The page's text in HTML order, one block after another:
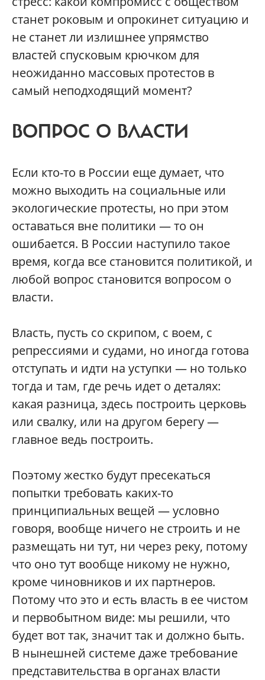
станет роковым и опрокинет ситуацию и
не станет ли излишнее упрямство
властей спусковым крючком для
неожиданно массовых протестов в
самый неподходящий момент?
ВОПРОС О ВЛАСТИ
Если кто-то в России еще думает, что
можно выходить на социальные или
экологические протесты, но при этом
оставаться вне политики — то он
ошибается. В России наступило такое
время, когда все становится политикой, и
любой вопрос становится вопросом о
власти.
Власть, пусть со скрипом, с воем, с
репрессиями и судами, но иногда готова
отступать и идти на уступки — но только
тогда и там, где речь идет о деталях:
какая разница, здесь построить церковь
или свалку, или на другом берегу —
главное ведь построить.
Поэтому жестко будут пресекаться
попытки требовать каких-то
принципиальных вещей — условно
говоря, вообще ничего не строить и не
размещать ни тут, ни через реку, потому
что оно тут вообще никому не нужно,
кроме чиновников и их партнеров.
Потому что это и есть власть в ее чистом
и первобытном виде: мы решили, что
будет вот так, значит так и должно быть.
В нынешней системе даже требование
представительства в органах власти